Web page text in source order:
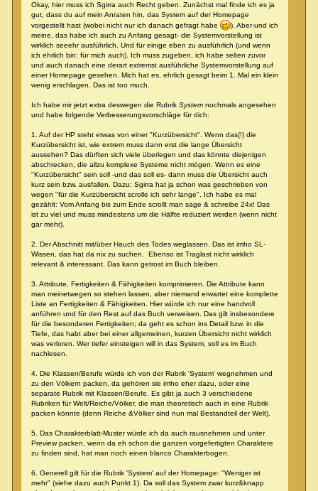
Okay, hier muss ich Sgirra auch Recht geben. Zunächst mal finde ich es ja
gut, dass du auf mein Anraten hin, das System auf der Homepage
vorgestellt hast (wobei nicht nur ich danach gefragt habe
). Aber-und ich
meine, das habe ich auch zu Anfang gesagt- die Systemvorstellung ist
wirklich seeehr ausführlich. Und für einige eben zu ausführlich (und wenn
ich ehrlich bin: für mich auch). Ich muss zugeben, ich habe selten zuvor
und auch danach eine derart extremst ausführliche Systemvorstellung auf
einer Homepage gesehen. Mich hat es, ehrlich gesagt beim 1. Mal ein klein
wenig erschlagen. Das ist too much.
Ich habe mir jetzt extra deswegen die Rubrik Systemnochmals angesehen
und habe folgende Verbesserungsvorschläge für dich:
1. Auf der HP steht etwas von einer "Kurzübersicht". Wenn das(!) die
Kurzübersicht ist, wie extrem muss dann erst die lange Übersicht
aussehen? Das dürften sich viele überlegen und das könnte diejenigen
abschrecken, die allzu komplexe Systeme nicht mögen. Wenn es eine
"Kurzübersicht" sein soll -und das soll es- dann muss die Übersicht auch
kurz sein bzw. ausfallen. Dazu: Sgirra hat ja schon was geschrieben von
wegen "für die Kurzübersicht scrolle ich sehr lange". Ich habe es mal
gezählt: Vom Anfang bis zum Ende scrollt man sage & schreibe 24x! Das
ist zu viel und muss mindestens um die Hälfte reduziert werden (wenn nicht
gar mehr).
2. Der Abschnitt mit/über Hauch des Todes weglassen. Das ist imho SL-
Wissen, das hat da nix zu suchen. Ebenso ist Traglast nicht wirklich
relevant & interessant. Das kann getrost im Buch bleiben.
3. Attribute, Fertigkeiten & Fähigkeiten komprimieren. Die Attribute kann
man meinetwegen so stehen lassen, aber niemand erwartet eine komplette
Liste an Fertigkeiten & Fähigkeiten. Hier würde ich nur eine handvoll
anführen und für den Rest auf das Buch verweisen. Das gilt insbesondere
für die besonderen Fertigkeiten; da geht es schon ins Detail bzw. in die
Tiefe, das habt aber bei einer allgemeinen, kurzen Übersicht nicht wirklich
was verloren. Wer tiefer einsteigen will in das System, soll es im Buch
nachlesen.
4. Die Klassen/Berufe würde ich von der Rubrik 'System' wegnehmen und
zu den Völkern packen, da gehören sie imho eher dazu, oder eine
separate Rubrik mit Klassen/Berufe. Es gibt ja auch 3 verschiedene
Rubriken für Welt/Reiche/Völker, die man theoretisch auch in eine Rubrik
packen könnte (denn Reiche &Völker sind nun mal Bestandteil der Welt).
5. Das Charakterblatt-Muster würde ich da auch rausnehmen und unter
Preview packen, wenn da eh schon die ganzen vorgefertigten Charaktere
zu finden sind, hat man noch einen blanco Charakterbogen.
6. Generell gilt für die Rubrik 'System' auf der Homepage: "Weniger ist
mehr" (siehe dazu auch Punkt 1). Da soll das System zwar kurz&knapp